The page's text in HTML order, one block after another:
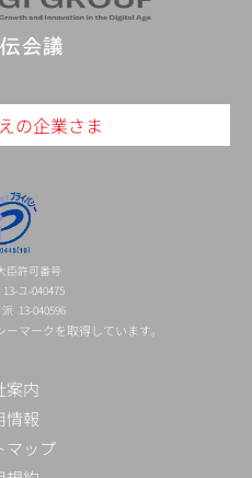
の企業さま
臣許可番号
ユ-040475
13-040596
マークを取得しています。
案内
情報
マップ